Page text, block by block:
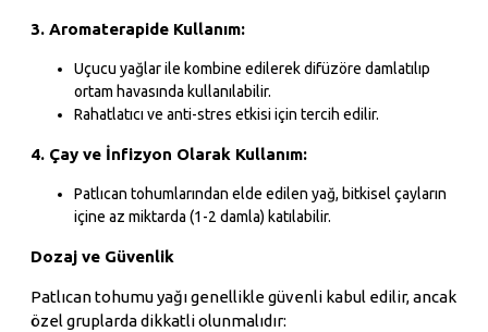
3. Aromaterapide Kullanım:
Uçucu yağlar ile kombine edilerek difüzöre damlatılıp
ortam havasında kullanılabilir.
Rahatlatıcı ve anti-stres etkisi için tercih edilir.
4. Çay ve İnfizyon Olarak Kullanım:
Patlıcan tohumlarından elde edilen yağ, bitkisel çayların
içine az miktarda (1-2 damla) katılabilir.
Dozaj ve Güvenlik
Patlıcan tohumu yağı genellikle güvenli kabul edilir, ancak
özel gruplarda dikkatli olunmalıdır: